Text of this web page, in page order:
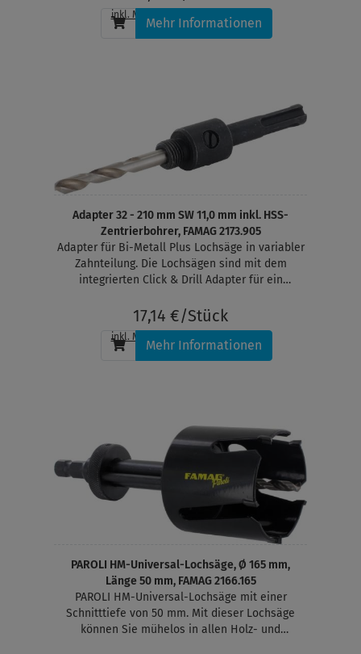
Ritzhärte von 6 sägen.
inkl. MwSt. , zzgl. Versandkosten
Mehr Informationen
Adapter 32 - 210 mm SW 11,0 mm inkl. HSS-
Zentrierbohrer, FAMAG 2173.905
Adapter für Bi-Metall Plus Lochsäge in variabler
Zahnteilung. Die Lochsägen sind mit dem
integrierten Click & Drill Adapter für ein
ausgestattet
17,14 €/Stück
inkl. MwSt.
Mehr Informationen
PAROLI HM-Universal-Lochsäge, Ø 165 mm,
Länge 50 mm, FAMAG 2166.165
PAROLI HM-Universal-Lochsäge mit einer
Schnitttiefe von 50 mm. Mit dieser Lochsäge
können Sie mühelos in allen Holz- und